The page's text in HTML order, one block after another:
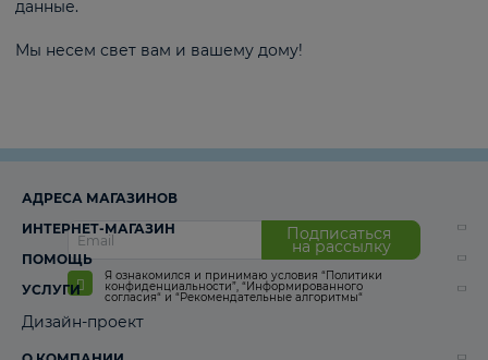
данные.
Мы несем свет вам и вашему дому!
Подписаться
на рассылку
Я ознакомился и принимаю условия “Политики
конфиденциальности”, “Информированного
согласия“ и “Рекомендательные алгоритмы“
АДРЕСА МАГАЗИНОВ
ИНТЕРНЕТ-МАГАЗИН
ПОМОЩЬ
УСЛУГИ
Дизайн-проект